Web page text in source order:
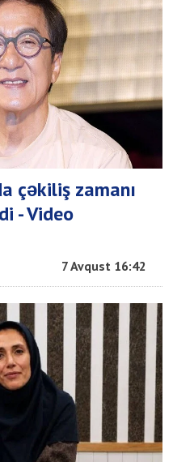
çəkiliş zamanı
- Video
7 Avqust 16:42